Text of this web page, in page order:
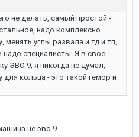
не делать, самый простой -
надо комплексно
менять углы развала и тд и тп,
надо специалисты. Я в свое
ЭВО 9, я никогда не думал,
кольца - это такой гемор и
не эво 9.